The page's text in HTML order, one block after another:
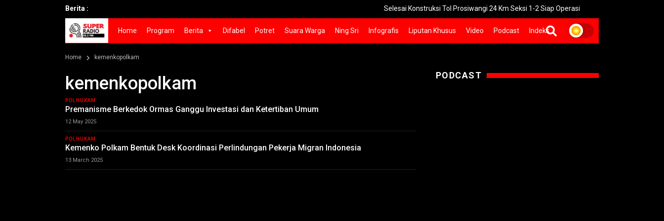
Berita : Selesai Konstruksi Tol Prosiwangi 24 Km Seksi 1-2 Siap Operasi UNGU Rilis Video Musik
Home Program Berita Difabel Potret Suara Warga Ning Sri Infografis Liputan Khusus Video Podcast Indeks
Home kemenkopolkam
kemenkopolkam
POLHUKAM
Premanisme Berkedok Ormas Ganggu Investasi dan Ketertiban Umum
12 May 2025
POLHUKAM
Kemenko Polkam Bentuk Desk Koordinasi Perlindungan Pekerja Migran Indonesia
13 March 2025
PODCAST